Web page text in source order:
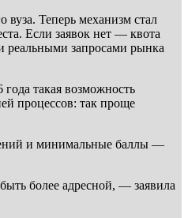
вуза. Теперь механизм стал
Если заявок нет — квота
реальными запросами рынка
такая возможность
процессов: так проще
и минимальные баллы —
более адресной, — заявила